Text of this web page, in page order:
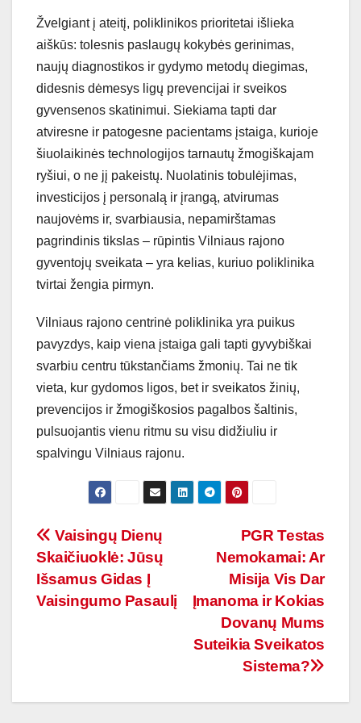
Žvelgiant į ateitį, poliklinikos prioritetai išlieka
aiškūs: tolesnis paslaugų kokybės gerinimas,
naujų diagnostikos ir gydymo metodų diegimas,
didesnis dėmesys ligų prevencijai ir sveikos
gyvensenos skatinimui. Siekiama tapti dar
atviresne ir patogesne pacientams įstaiga, kurioje
šiuolaikinės technologijos tarnautų žmogiškajam
ryšiui, o ne jį pakeistų. Nuolatinis tobulėjimas,
investicijos į personalą ir įrangą, atvirumas
naujovėms ir, svarbiausia, nepamirštamas
pagrindinis tikslas – rūpintis Vilniaus rajono
gyventojų sveikata – yra kelias, kuriuo poliklinika
tvirtai žengia pirmyn.
Vilniaus rajono centrinė poliklinika yra puikus
pavyzdys, kaip viena įstaiga gali tapti gyvybiškai
svarbiu centru tūkstančiams žmonių. Tai ne tik
vieta, kur gydomos ligos, bet ir sveikatos žinių,
prevencijos ir žmogiškosios pagalbos šaltinis,
pulsuojantis vienu ritmu su visu didžiuliu ir
spalvingu Vilniaus rajonu.
Navigacija
tarp
įrašų
PGR Testas
Nemokamai: Ar
Misija Vis Dar
Įmanoma ir Kokias
Dovanų Mums
Suteikia Sveikatos
Sistema?
Vaisingų Dienų
Skaičiuoklė: Jūsų
Išsamus Gidas Į
Vaisingumo Pasaulį